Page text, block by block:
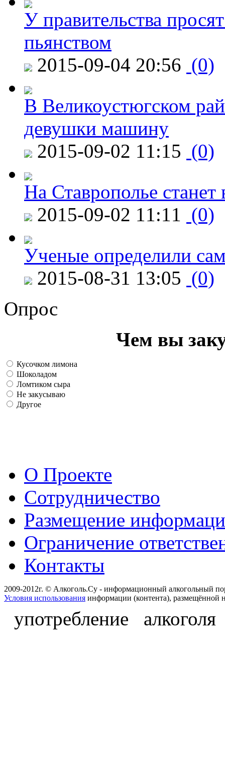
У правительства
пьянством
2015-09-04 20:56 (0)
В Великоустюгском
девушки машину
2015-09-02 11:15 (0)
На Ставрополье
2015-09-02 11:11 (0)
Ученые определили
2015-08-31 13:05 (0)
Опрос
Чем вы
Кусочком лимона
Шоколадом
Ломтиком сыра
Не закусываю
Другое
О Проекте
Сотрудничество
Размещение
Ограничение
Контакты
2009-2012г. © Алкоголь.Су - информационный алкогольный
Условия использования информации (контента), размещённой
употребление